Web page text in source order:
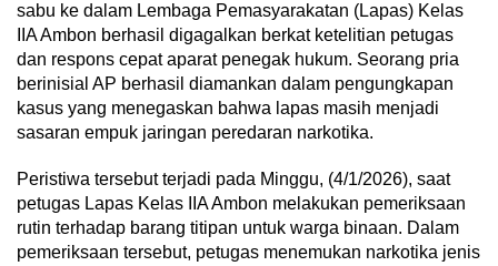
sabu ke dalam Lembaga Pemasyarakatan (Lapas) Kelas
IIA Ambon berhasil digagalkan berkat ketelitian petugas
dan respons cepat aparat penegak hukum. Seorang pria
berinisial AP berhasil diamankan dalam pengungkapan
kasus yang menegaskan bahwa lapas masih menjadi
sasaran empuk jaringan peredaran narkotika.
Peristiwa tersebut terjadi pada Minggu, (4/1/2026), saat
petugas Lapas Kelas IIA Ambon melakukan pemeriksaan
rutin terhadap barang titipan untuk warga binaan. Dalam
pemeriksaan tersebut, petugas menemukan narkotika jenis